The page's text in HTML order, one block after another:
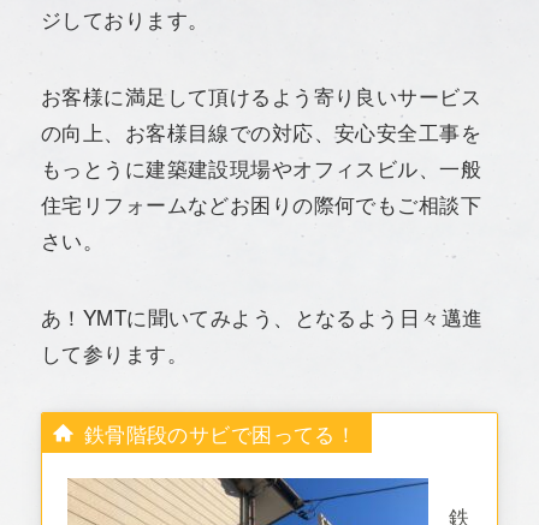
ジしております。
お客様に満足して頂けるよう寄り良いサービス
の向上、お客様目線での対応、安心安全工事を
もっとうに建築建設現場やオフィスビル、一般
住宅リフォームなどお困りの際何でもご相談下
さい。
あ！YMTに聞いてみよう、となるよう日々邁進
して参ります。
鉄骨階段のサビで困ってる！
鉄